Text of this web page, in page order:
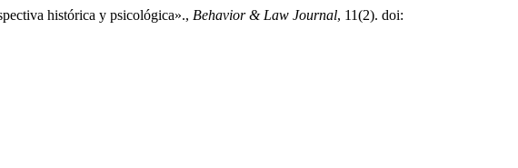
histórica y psicológica»., Behavior & Law Journal, 11(2). doi: